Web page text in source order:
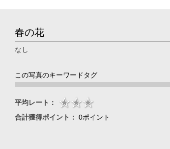
春の花
なし
この写真のキーワードタグ
平均レート：
合計獲得ポイント： 0ポイント